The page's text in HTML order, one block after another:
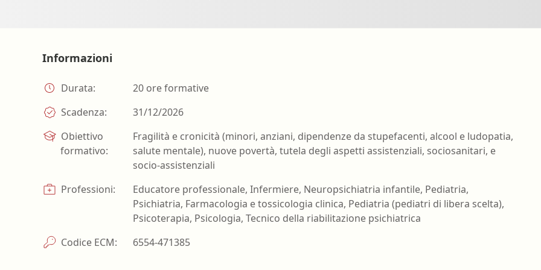
Fisico
Informazioni
Durata:
20 ore formative
Scadenza:
31/12/2026
Obiettivo
formativo:
Fragilità e cronicità (minori, anziani, dipendenze da stupefacenti, alcool e ludopatia,
salute mentale), nuove povertà, tutela degli aspetti assistenziali, sociosanitari, e
socio-assistenziali
Professioni:
Educatore professionale, Infermiere, Neuropsichiatria infantile, Pediatria,
Psichiatria, Farmacologia e tossicologia clinica, Pediatria (pediatri di libera scelta),
Psicoterapia, Psicologia, Tecnico della riabilitazione psichiatrica
Codice ECM:
6554-471385